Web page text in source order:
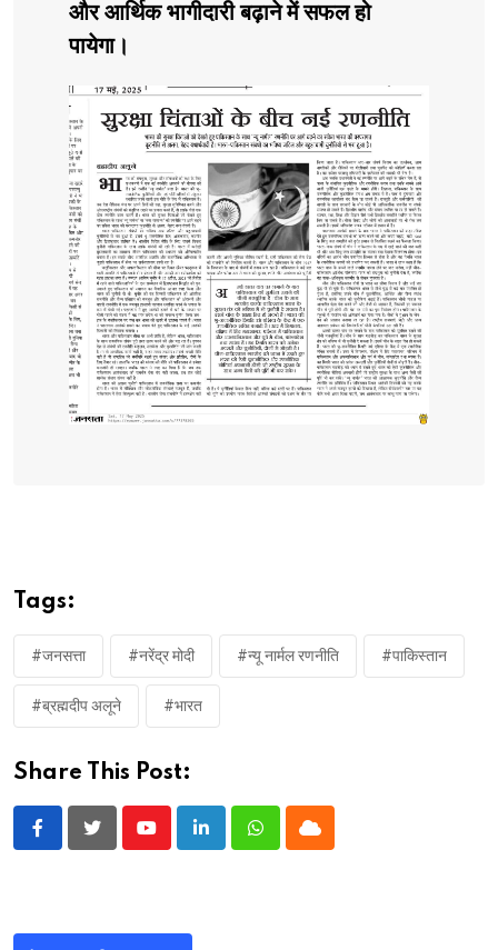
और आर्थिक भागीदारी बढ़ाने में सफल हो
पायेगा।
Tags:
#जनसत्ता #नरेंद्र मोदी #न्यू नार्मल रणनीति #पाकिस्तान
#ब्रह्मदीप अलूने #भारत
Share This Post:
YoutubeLinkedInWhatsappCloud